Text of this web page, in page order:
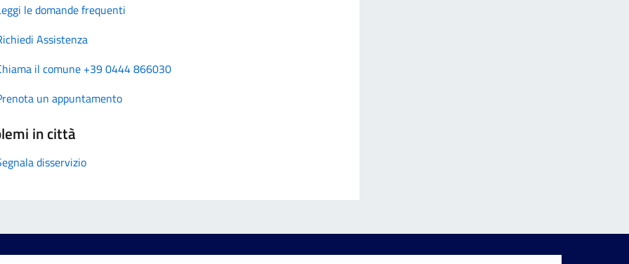
le domande frequenti
Assistenza
il comune +39 0444 866030
un appuntamento
in città
disservizio